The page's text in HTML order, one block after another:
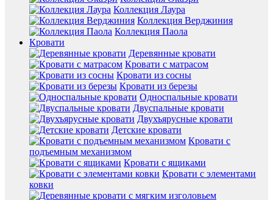
Коллекция Лаура
Коллекция Верджиния
Коллекция Паола
Кровати
Деревянные кровати
Кровати с матрасом
Кровати из сосны
Кровати из березы
Односпальные кровати
Двуспальные кровати
Двухъярусные кровати
Детские кровати
Кровати с
подъемным механизмом
Кровати с ящиками
Кровати с элементами
ковки